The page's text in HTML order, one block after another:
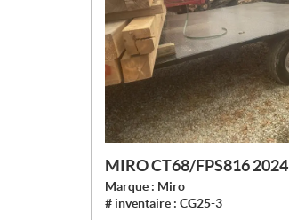
MIRO CT68/FPS816 2024
Marque : Miro
# inventaire : CG25-3